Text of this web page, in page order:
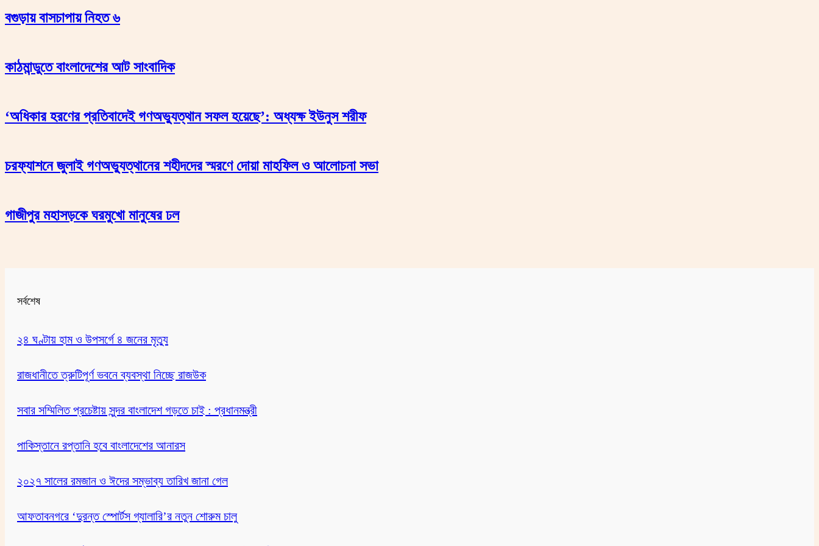
বগুড়ায় বাসচাপায় নিহত ৬
কাঠমান্ডুতে বাংলাদেশের আট সাংবাদিক
‘অধিকার হরণের প্রতিবাদেই গণঅভ্যুত্থান সফল হয়েছে’: অধ্যক্ষ ইউনুস শরীফ
চরফ্যাশনে জুলাই গণঅভ্যুত্থানের শহীদদের স্মরণে দোয়া মাহফিল ও আলোচনা সভা
গাজীপুর মহাসড়কে ঘরমুখো মানুষের ঢল
সর্বশেষ
২৪ ঘণ্টায় হাম ও উপসর্গে ৪ জনের মৃত্যু
রাজধানীতে ত্রুটিপূর্ণ ভবনে ব্যবস্থা নিচ্ছে রাজউক
সবার সম্মিলিত প্রচেষ্টায় সুন্দর বাংলাদেশ গড়তে চাই : প্রধানমন্ত্রী
পাকিস্তানে রপ্তানি হবে বাংলাদেশের আনারস
২০২৭ সালের রমজান ও ঈদের সম্ভাব্য তারিখ জানা গেল
আফতাবনগরে ‘দুরন্ত স্পোর্টস গ্যালারি’র নতুন শোরুম চালু